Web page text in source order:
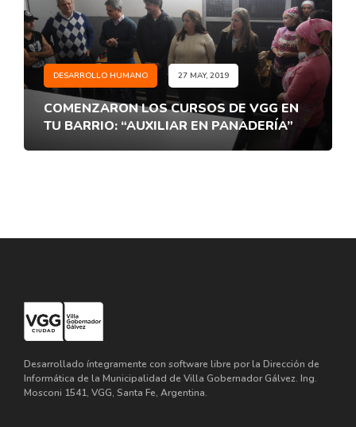
DESARROLLO HUMANO 27 MAY, 2019
COMENZARON LOS CURSOS DE VGG EN
TU BARRIO: “AUXILIAR EN PANADERÍA”
Desarrollado íntegramente con software libre por la Dirección de
Informática de la Municipalidad de Villa Gobernador Gálvez. Ing.
Mosconi 1541, VGG, Santa Fe, Argentina.